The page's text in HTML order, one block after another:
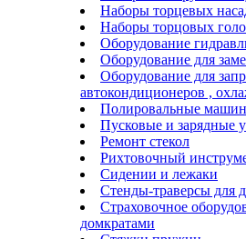
Наборы торцевых
Наборы торцовых
Оборудование
Оборудование для
Оборудование для
автокондиционеров ,
Полировальные
Пусковые и зарядные
Ремонт стекол
Рихтовочный
Сидении и лежаки
Стенды-траверсы для
Страховочное
домкратами